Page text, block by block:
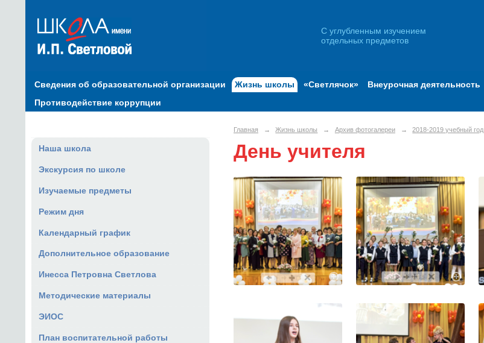
С углубленным изучением
отдельных предметов
Сведения об образовательной организации Жизнь школы «Светлячок» Внеурочная деятельность
Противодействие коррупции
Наша школа
Экскурсия по школе
Изучаемые предметы
Режим дня
Календарный график
Дополнительное образование
Инесса Петровна Светлова
Методические материалы
ЭИОС
План воспитательной работы
Главная → Жизнь школы → Архив фотогалереи → 2018-2019 учебный год
День учителя